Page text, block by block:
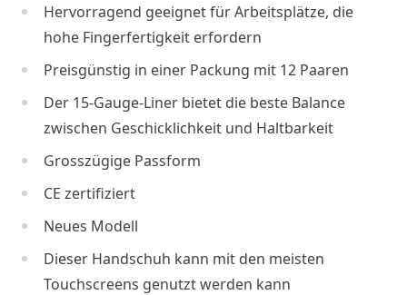
Hervorragend geeignet für Arbeitsplätze, die
hohe Fingerfertigkeit erfordern
Preisgünstig in einer Packung mit 12 Paaren
Der 15-Gauge-Liner bietet die beste Balance
zwischen Geschicklichkeit und Haltbarkeit
Grosszügige Passform
CE zertifiziert
Neues Modell
Dieser Handschuh kann mit den meisten
Touchscreens genutzt werden kann